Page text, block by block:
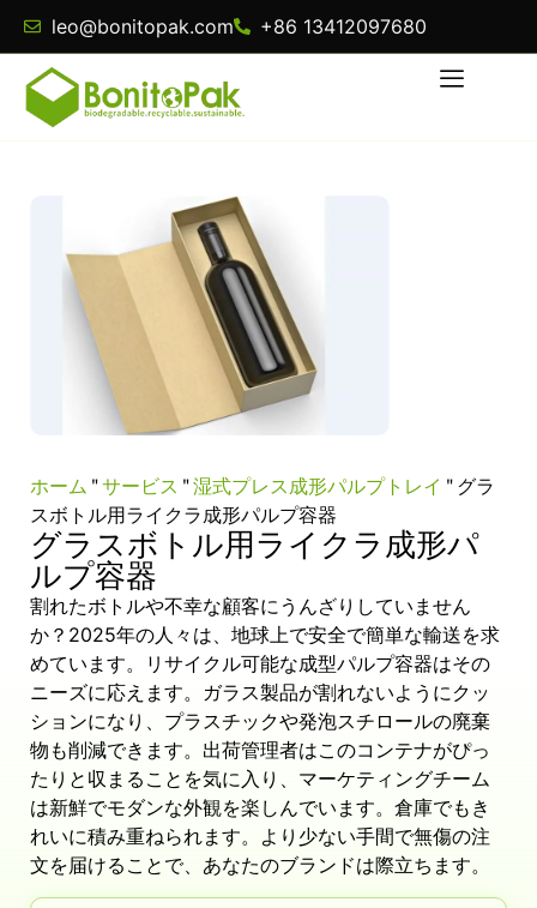
leo@bonitopak.com +86 13412097680
ホーム "サービス "湿式プレス成形パルプトレイ " グラ
スボトル用ライクラ成形パルプ容器
グラスボトル用ライクラ成形パ
ルプ容器
割れたボトルや不幸な顧客にうんざりしていません
か？2025年の人々は、地球上で安全で簡単な輸送を求
めています。リサイクル可能な成型パルプ容器はその
ニーズに応えます。ガラス製品が割れないようにクッ
ションになり、プラスチックや発泡スチロールの廃棄
物も削減できます。出荷管理者はこのコンテナがぴっ
たりと収まることを気に入り、マーケティングチーム
は新鮮でモダンな外観を楽しんでいます。倉庫でもき
れいに積み重ねられます。より少ない手間で無傷の注
文を届けることで、あなたのブランドは際立ちます。